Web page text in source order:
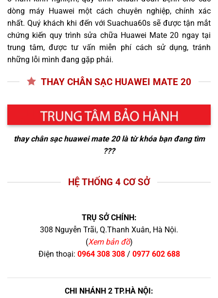
dòng máy Huawei một cách chuyên nghiệp, chính xác
nhất. Quý khách khi đến với Suachua60s sẽ được tận mắt
chứng kiến quy trình sửa chữa Huawei Mate 20 ngay tại
trung tâm, được tư vấn miễn phí cách sử dụng, tránh
những lỗi mình đang gặp phải.
THAY CHÂN SẠC HUAWEI MATE 20
thay chân sạc huawei mate 20là từ khóa bạn đang tìm
???
HỆ THỐNG 4 CƠ SỞ
TRỤ SỞ CHÍNH:
308 Nguyễn Trãi, Q.Thanh Xuân, Hà Nội.
(Xem bản đồ)
Điện thoại: 0964 308 308/ 0977 602 688
CHI NHÁNH 2 TP.HÀ NỘI: